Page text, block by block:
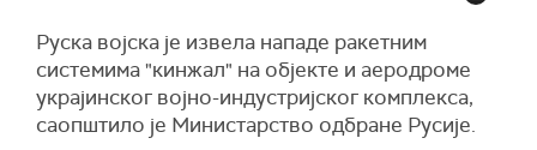
Руска војска је извела нападе ракетним
системима "кинжал" на објекте и аеродроме
украјинског војно-индустријског комплекса,
саопштило је Министарство одбране Русије.